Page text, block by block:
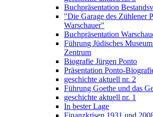
Buchpräsentation
"Die Garage des Zühlener
Warschauer"
Buchpräsentation
Führung Jüdisches
Zentrum
Biografie Jürgen Ponto
Präsentation Ponto-
geschichte aktuell nr. 2
Führung Goethe und das
geschichte aktuell nr. 1
In bester Lage
Finanzkrisen 1931 und